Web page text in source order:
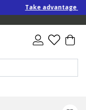
Take advantage of an